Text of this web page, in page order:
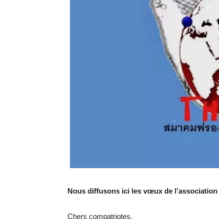
Nous diffusons ici les vœux de
Chers compatriotes,